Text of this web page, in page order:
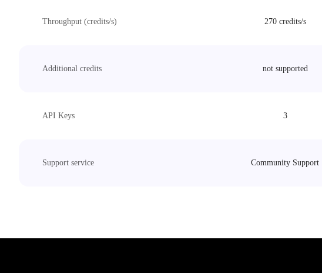
Throughput (credits/s) 270 credits/s
Additional credits not supported
API Keys 3
Support service Community Support